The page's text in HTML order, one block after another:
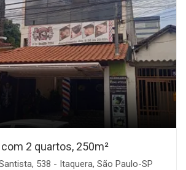
2 quartos, 250m²
538 - Itaquera, São Paulo-SP